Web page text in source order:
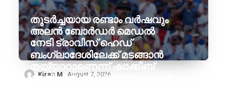
തുടർച്ചയായ രണ്ടാം വർഷവും
അലൻ ബോർഡർ മെഡൽ
നേടി ട്രാവിസ് ഹെഡ്
Kiran M August 7, 2026
ബംഗ്ലാദേശിലേക്ക് മടങ്ങാൻ
തയ്യാറാണെന്ന് ഷാക്കിബ്
അൽ ഹസൻ, 2027 ലോകകപ്പ്